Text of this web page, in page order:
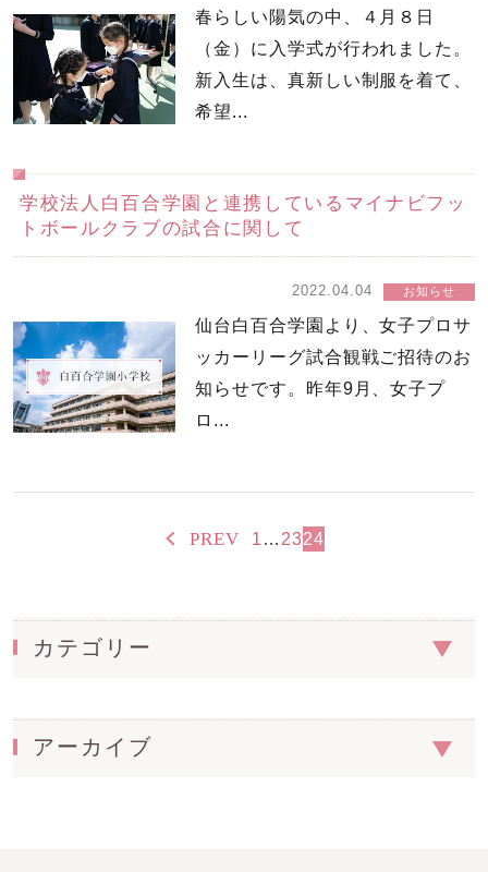
春らしい陽気の中、４月８日
（金）に入学式が行われました。
新入生は、真新しい制服を着て、
希望...
学校法人白百合学園と連携しているマイナビフッ
トボールクラブの試合に関して
2022.04.04 お知らせ
仙台白百合学園より、女子プロサ
ッカーリーグ試合観戦ご招待のお
知らせです。昨年9月、女子プ
ロ...
PREV 1 … 2324
カテゴリー
アーカイブ